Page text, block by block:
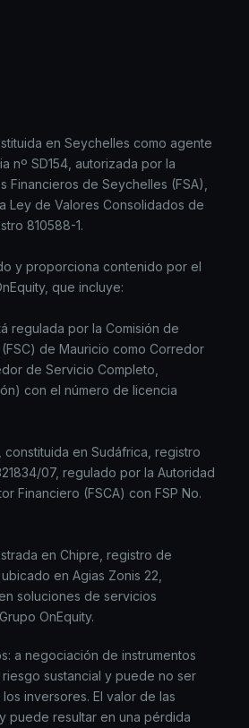
en Seychelles como agente
nº SD154, autorizada por la
Financieros de Seychelles (FSA),
Ley de Valores Consolidados de
810588-1.
y proporciona contenido por el
que incluye:
regulada por la Comisión de
de Mauricio como Corredor
de Servicio Completo,
con el número de licencia
constituida en Sudáfrica, registro
07, regulado por la Autoridad
Financiero (FSCA) con FSP No.
en Chipre, registro de
en Agias Zonis 22,
soluciones de servicios
OnEquity.
a negociación de instrumentos
sustancial y puede no ser
inversores. El valor de las
puede resultar en una pérdida